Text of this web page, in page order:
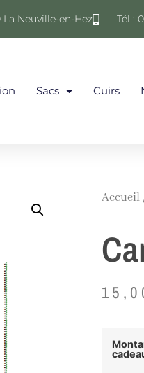
La Neuville-en-Hez Tél :
Sacs Cuirs
Accueil